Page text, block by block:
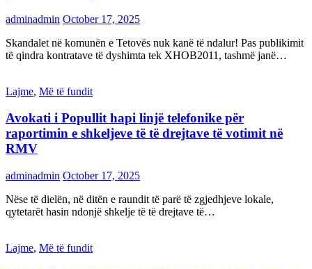
adminadmin October 17, 2025
Skandalet në komunën e Tetovës nuk kanë të ndalur! Pas publikimit
të qindra kontratave të dyshimta tek XHOB2011, tashmë janë…
Lajme, Më të fundit
Avokati i Popullit hapi linjë telefonike për
raportimin e shkeljeve të të drejtave të votimit në
RMV
adminadmin October 17, 2025
Nëse të dielën, në ditën e raundit të parë të zgjedhjeve lokale,
qytetarët hasin ndonjë shkelje të të drejtave të…
Lajme, Më të fundit